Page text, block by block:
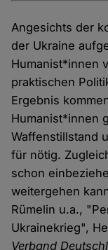
Angesichts der
der Ukraine
Humanist*innen
praktischen
Ergebnis
Humanist*innen
Waffenstillstand
für nötig.
schon
weitergehen
Rümelin u.a.,
Ukrainekrieg",
Verband